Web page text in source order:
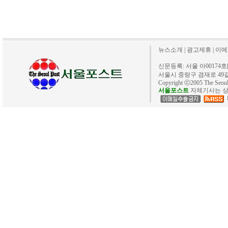
뉴스소개 광고제휴 이
신문등록: 서울 아00174
서울시 중랑구 겸재로 49
Copyright ⓒ2005 The
서울포스트 자체기사는